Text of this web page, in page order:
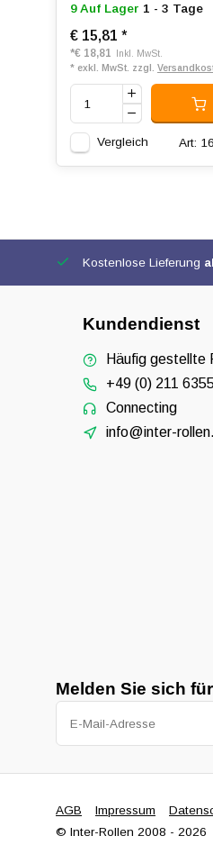
9 Auf Lager 1 - 3 Tage
€ 15,81 *
*€ 18,81
Inkl. MwSt.
* exkl. MwSt. zzgl.
Vergleich Art:
Kostenlose Lieferung
Kundendienst
Häufig gestellte
+49 (0) 211
Connecting
info@inter-
Melden Sie sich
AGB Impressum
© Inter-Rollen 2008 - 2026